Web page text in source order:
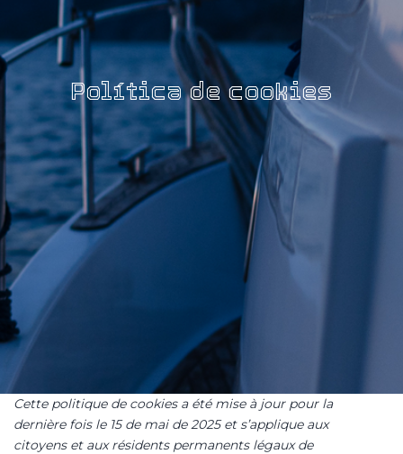
Política de cookies
Cette politique de cookies a été mise à jour pour la
dernière fois le 15 de mai de 2025 et s’applique aux
citoyens et aux résidents permanents légaux de